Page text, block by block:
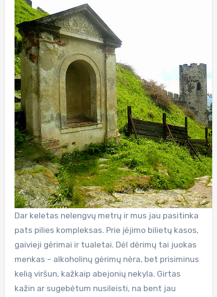
Dar keletas nelengvų metrų ir mus jau pasitinka
pats pilies kompleksas. Prie įėjimo bilietų kasos,
gaivieji gėrimai ir tualetai. Dėl dėrimų tai juokas
menkas – alkoholinų gėrimų nėra, bet prisiminus
kelią viršun, kažkaip abejonių nekyla. Girtas
kažin ar sugebėtum nusileisti, na bent jau